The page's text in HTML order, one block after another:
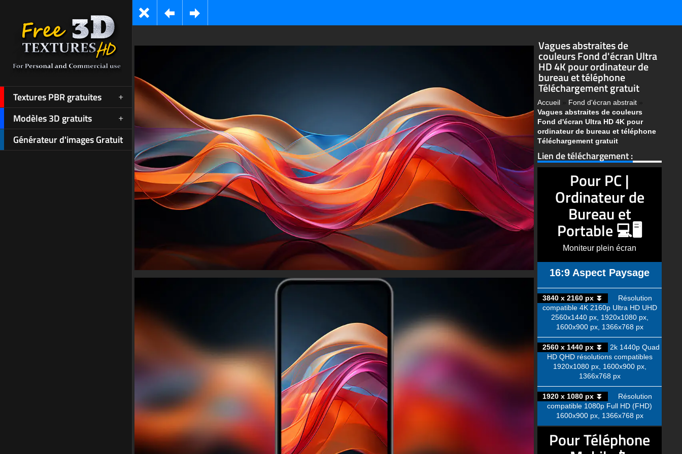
Textures PBR gratuites
Modèles 3D gratuits
Générateur d'images Gratuit
Vagues abstraites de
couleurs Fond d'écran Ultra
HD 4K pour ordinateur de
bureau et téléphone
Téléchargement gratuit
Accueil » Fond d'écran abstrait »
Vagues abstraites de couleurs
Fond d'écran Ultra HD 4K pour
ordinateur de bureau et téléphone
Téléchargement gratuit
Lien de téléchargement :
Pour PC |
Ordinateur de
Bureau et
Portable 💻🖥️
Moniteur plein écran
16:9 Aspect Paysage
3840 x 2160 px ⏬
Résolution
compatible 4K 2160p Ultra HD UHD
2560x1440 px, 1920x1080 px,
1600x900 px, 1366x768 px
2560 x 1440 px ⏬
2k 1440p Quad
HD QHD résolutions compatibles
1920x1080 px, 1600x900 px,
1366x768 px
1920 x 1080 px ⏬
Résolution
compatible 1080p Full HD (FHD)
1600x900 px, 1366x768 px
Pour Téléphone